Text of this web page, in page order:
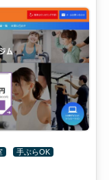
手ぶらOK